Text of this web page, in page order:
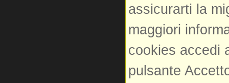
assicurarti la
maggiori
cookies accedi
pulsante